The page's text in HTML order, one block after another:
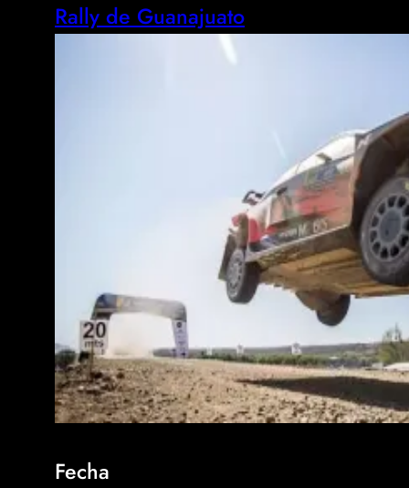
Rally de Guanajuato
Fecha